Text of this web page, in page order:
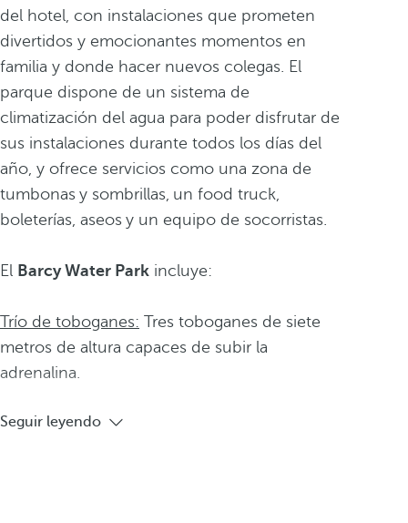
del hotel, con instalaciones que prometen
divertidos y emocionantes momentos en
familia y donde hacer nuevos colegas. El
parque dispone de un sistema de
climatización del agua para poder disfrutar de
sus instalaciones durante todos los días del
año, y ofrece servicios como una zona de
tumbonas y sombrillas, un food truck,
boleterías, aseos y un equipo de socorristas.
El Barcy Water Park incluye:
Trío de toboganes: Tres toboganes de siete
metros de altura capaces de subir la
adrenalina.
Seguir leyendo